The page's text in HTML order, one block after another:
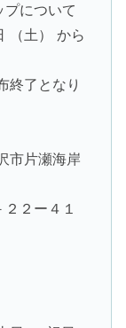
について
（土） から
となり
瀬海岸
ー４１